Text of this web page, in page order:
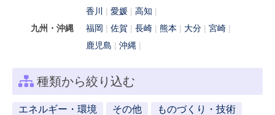
香川
愛媛
高知
九州・沖縄
福岡 佐賀 長崎 熊本 大分
宮崎
鹿児島
沖縄
種類から絞り込む
エネルギー・環境 その他
ものづくり・技術